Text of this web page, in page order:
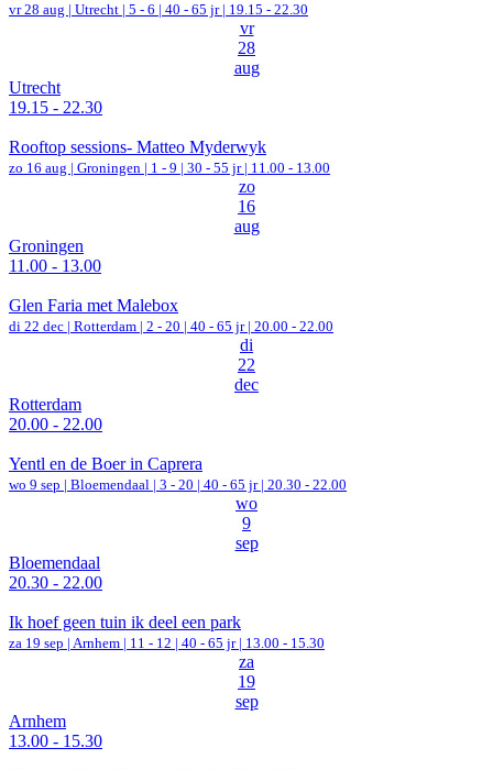
vr 28 aug | Utrecht | 5 - 6 | 40 - 65 jr | 19.15 - 22.30
vr
28
aug
Utrecht
19.15 - 22.30
Rooftop sessions- Matteo Myderwyk
zo 16 aug | Groningen | 1 - 9 | 30 - 55 jr | 11.00 - 13.00
zo
16
aug
Groningen
11.00 - 13.00
Glen Faria met Malebox
di 22 dec | Rotterdam | 2 - 20 | 40 - 65 jr | 20.00 - 22.00
di
22
dec
Rotterdam
20.00 - 22.00
Yentl en de Boer in Caprera
wo 9 sep | Bloemendaal | 3 - 20 | 40 - 65 jr | 20.30 - 22.00
wo
9
sep
Bloemendaal
20.30 - 22.00
Ik hoef geen tuin ik deel een park
za 19 sep | Arnhem | 11 - 12 | 40 - 65 jr | 13.00 - 15.30
za
19
sep
Arnhem
13.00 - 15.30